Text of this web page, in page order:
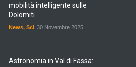
Dolomiti
News, Sci
sotto il cielo più puro delle